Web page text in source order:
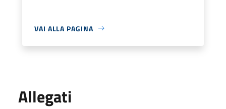
VAI ALLA PAGINA
Allegati